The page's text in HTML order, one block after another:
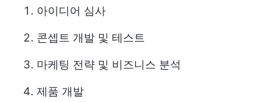
아이디어 심사
콘셉트 개발 및 테스트
마케팅 전략 및 비즈니스 분석
제품 개발